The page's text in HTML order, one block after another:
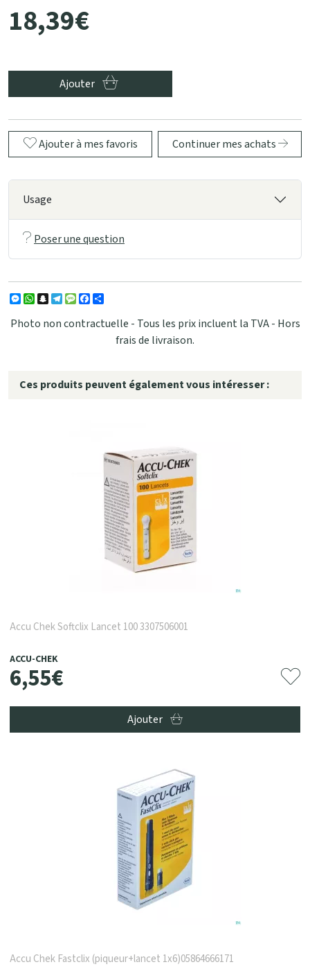
18,39€
Ajouter
Ajouter à mes favoris Continuer mes achats
Usage
Poser une question
Messenger
WhatsApp
Snapchat
Telegram
MessageFacebook
Photo non contractuelle - Tous les prix incluent la TVA - Hors
frais de livraison.
Ces produits peuvent également vous intéresser :
Accu Chek Softclix Lancet 100 3307506001
ACCU-CHEK
6,55€
Ajouter
Accu Chek Fastclix (piqueur+lancet 1x6)05864666171